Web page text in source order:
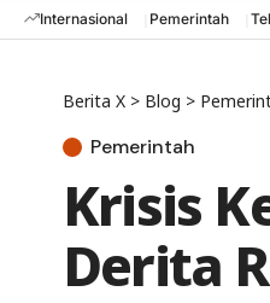
Internasional Pemerintah
Berita X > Blog >
Pemerintah
Krisis
Derita